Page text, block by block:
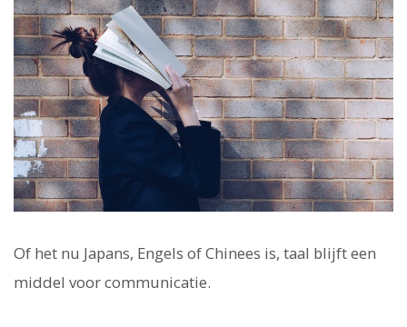
Of het nu Japans, Engels of Chinees is, taal blijft een
middel voor communicatie.